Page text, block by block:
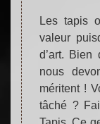
Les tapis
valeur
d’art. Bien
nous
méritent !
tâché ?